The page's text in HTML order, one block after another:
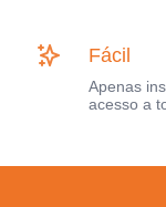
Fácil
Apenas
acesso a